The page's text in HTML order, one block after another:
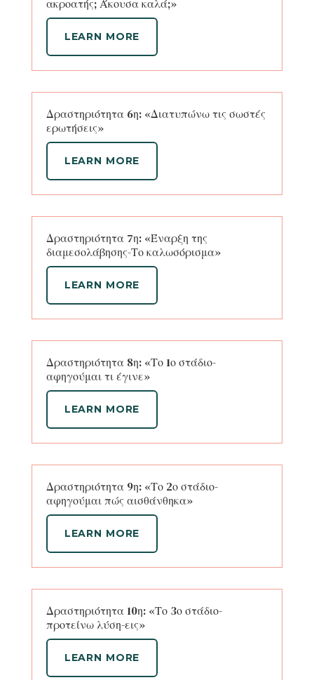
ακροατής; Άκουσα καλά;»
LEARN MORE
Δραστηριότητα 6η: «Διατυπώνω τις σωστές
ερωτήσεις»
LEARN MORE
Δραστηριότητα 7η: «Έναρξη της
διαμεσολάβησης-Το καλωσόρισμα»
LEARN MORE
Δραστηριότητα 8η: «Το 1ο στάδιο-
αφηγούμαι τι έγινε»
LEARN MORE
Δραστηριότητα 9η: «Το 2ο στάδιο-
αφηγούμαι πώς αισθάνθηκα»
LEARN MORE
Δραστηριότητα 10η: «Το 3ο στάδιο-
προτείνω λύση-εις»
LEARN MORE